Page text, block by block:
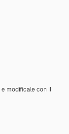
e modificale con il